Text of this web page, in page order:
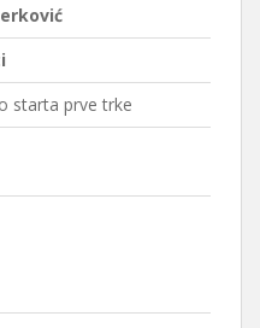
starta prve trke